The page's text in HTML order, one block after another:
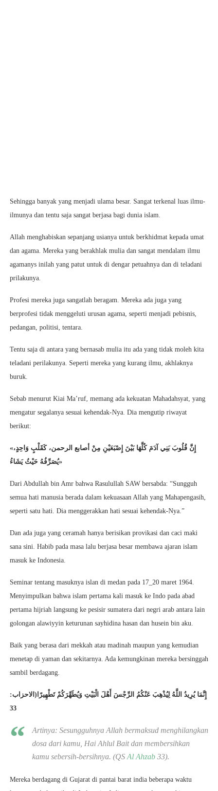
Sehingga banyak yang menjadi ulama besar. Sangat terkenal luas ilmu-
ilmunya dan tentu saja sangat berjasa bagi dunia islam.
Allah menghabiskan sepanjang usianya untuk berkhidmat kepada umat
dan agama. Mereka yang berakhlak mulia dan sangat mendalam ilmu
agamanys inilah yang patut untuk di dengar petuahnya dan di teladani
prilakunya.
Profesi mereka juga sangatlah beragam. Mereka ada juga yang
berprofesi tidak menggeluti urusan agama, seperti menjadi pebisnis,
pedangan, politisi, tentara.
Tentu saja di antara yang bernasab mulia itu ada yang tidak moleh kita
teladani perilakunya. Seperti mereka yang kurang ilmu, akhlaknya
buruk.
Sebab menurut Kiai Ma’ruf, memang ada kekuatan Mahadahsyat, yang
mengatur segalanya sesuai kehendak-Nya. Dia mengutip riwayat
berikut:
«ﺇِﻥَّ ﻗُﻠُﻮﺏَ ﺑَﻨِﻲ ﺁﺩَﻡَ ﻛُﻠَّﻬَﺎ ﺑَﻴْﻦَ ﺇِﺻْﺒَﻌَﻴْﻦِ ﻣِﻦْ ﺃﺻﺎﺑﻊ اﻟﺮﺣﻤﻦ، ﻛَﻘَﻠْﺐٍ ﻭَاﺣِﺪٍ،
ﻳُﺼَﺮِّﻓُﻪُ ﺣَﻴْﺚُ ﻳَﺸَﺎءُ»
Dari Abdullah bin Amr bahwa Rasulullah SAW bersabda: “Sungguh
semua hati manusia berada dalam kekuasaan Allah yang Mahapengasih,
seperti satu hati. Dia menggerakkan hati sesuai kehendak-Nya.”
Dan ada juga yang ceramah hanya berisikan provikasi dan caci maki
sana sini. Habib pada masa lalu berjasa besar membawa ajaran islam
masuk ke Indonesia.
Seminar tentang masuknya islan di medan pada 17_20 maret 1964.
Menyimpulkan bahwa islam pertama kali masuk ke Indo pada abad
pertama hijriah langsung ke pesisir sumatera dari negri arab antara lain
golongan alawiyyin keturunan sayhidina hasan dan husein bin aku.
Baik yang berasa dari mekkah atau madinah maupun yang kemudian
menetap di yaman dan sekitarnya. Ada kemungkinan mereka bersinggah
sambil berdagang.
إِنَّمَا يُرِيدُ اللَّهُ لِيُذْهِبَ عَنْكُمُ الرِّجْسَ أَهْلَ الْبَيْتِ وَيُطَهِّرَكُمْ تَطْهِيرًا(الاحزاب:
33
Artinya: Sesungguhnya Allah bermaksud menghilangkan
dosa dari kamu, Hai Ahlul Bait dan membersihkan
kamu sebersih-bersihnya. (QS Al Ahzab 33).
Mereka berdagang di Gujarat di pantai barat india beberapa waktu